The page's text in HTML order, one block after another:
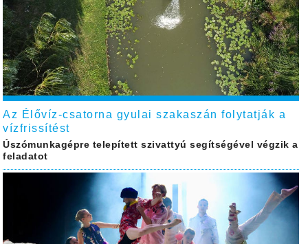
Az Élővíz-csatorna gyulai szakaszán folytatják a
vízfrissítést
Úszómunkagépre telepített szivattyú segítségével végzik a
feladatot